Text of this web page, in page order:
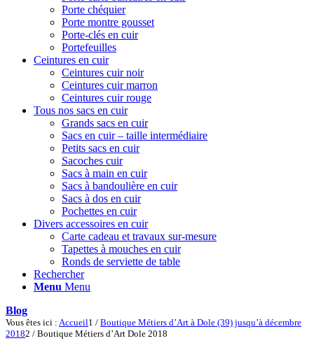
Porte chéquier
Porte montre gousset
Porte-clés en cuir
Portefeuilles
Ceintures en cuir
Ceintures cuir noir
Ceintures cuir marron
Ceintures cuir rouge
Tous nos sacs en cuir
Grands sacs en cuir
Sacs en cuir – taille intermédiaire
Petits sacs en cuir
Sacoches cuir
Sacs à main en cuir
Sacs à bandoulière en cuir
Sacs à dos en cuir
Pochettes en cuir
Divers accessoires en cuir
Carte cadeau et travaux sur-mesure
Tapettes à mouches en cuir
Ronds de serviette de table
Rechercher
Menu Menu
Blog
Vous êtes ici : Accueil1 / Boutique Métiers d’Art à Dole (39) jusqu’à décembre
20182 / Boutique Métiers d’Art Dole 2018